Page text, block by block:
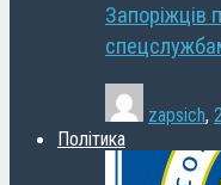
Запоріжців
zapsich,
Політика